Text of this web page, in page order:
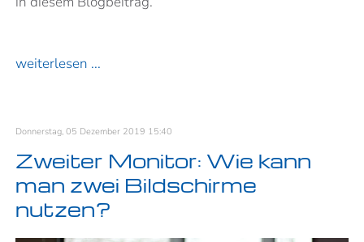
weiterlesen ...
Donnerstag, 05 Dezember 2019 15:40
Zweiter Monitor: Wie kann
man zwei Bildschirme
nutzen?